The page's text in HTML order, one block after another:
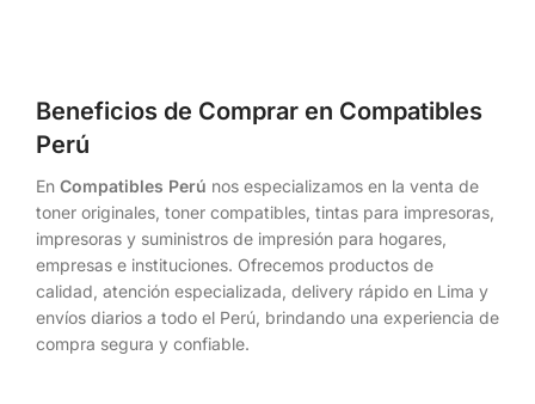
Beneficios de Comprar en Compatibles
Perú
En Compatibles Perú nos especializamos en la venta de
toner originales, toner compatibles, tintas para impresoras,
impresoras y suministros de impresión para hogares,
empresas e instituciones. Ofrecemos productos de
calidad, atención especializada, delivery rápido en Lima y
envíos diarios a todo el Perú, brindando una experiencia de
compra segura y confiable.